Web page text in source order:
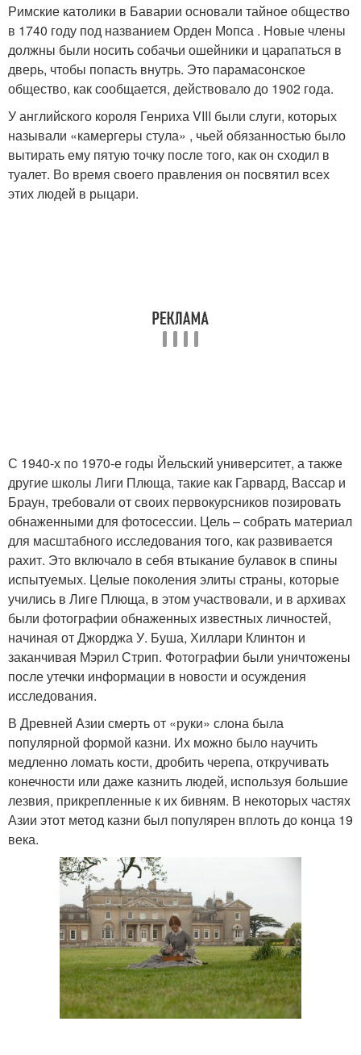
Римские католики в Баварии основали тайное общество
в 1740 году под названием Орден Мопса . Новые члены
должны были носить собачьи ошейники и царапаться в
дверь, чтобы попасть внутрь. Это парамасонское
общество, как сообщается, действовало до 1902 года.
У английского короля Генриха VIII были слуги, которых
называли «камергеры стула» , чьей обязанностью было
вытирать ему пятую точку после того, как он сходил в
туалет. Во время своего правления он посвятил всех
этих людей в рыцари.
С 1940-х по 1970-е годы Йельский университет, а также
другие школы Лиги Плюща, такие как Гарвард, Вассар и
Браун, требовали от своих первокурсников позировать
обнаженными для фотосессии. Цель – собрать материал
для масштабного исследования того, как развивается
рахит. Это включало в себя втыкание булавок в спины
испытуемых. Целые поколения элиты страны, которые
учились в Лиге Плюща, в этом участвовали, и в архивах
были фотографии обнаженных известных личностей,
начиная от Джорджа У. Буша, Хиллари Клинтон и
заканчивая Мэрил Стрип. Фотографии были уничтожены
после утечки информации в новости и осуждения
исследования.
В Древней Азии смерть от «руки» слона была
популярной формой казни. Их можно было научить
медленно ломать кости, дробить черепа, откручивать
конечности или даже казнить людей, используя большие
лезвия, прикрепленные к их бивням. В некоторых частях
Азии этот метод казни был популярен вплоть до конца 19
века.